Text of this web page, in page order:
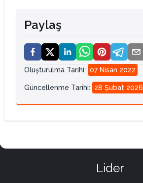
Paylaş
Oluşturulma Tarihi: 07 Nisan 2022
Güncellenme Tarihi: 28 Şubat 2026
Lider